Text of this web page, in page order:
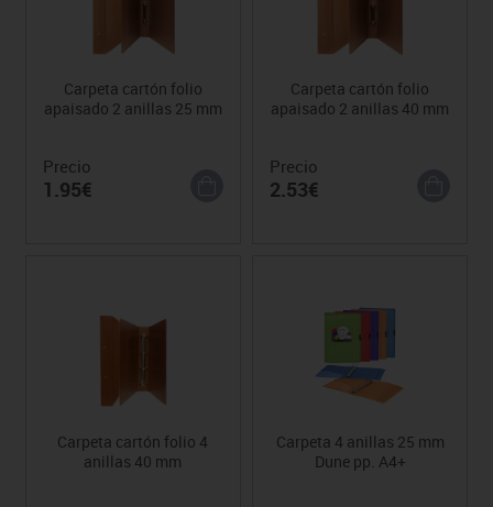
Carpeta cartón folio
apaisado 2 anillas 25 mm
Precio
1.95€
Carpeta cartón folio
apaisado 2 anillas 40 mm
Precio
2.53€
Carpeta cartón folio 4
anillas 40 mm
Carpeta 4 anillas 25 mm
Dune pp. A4+